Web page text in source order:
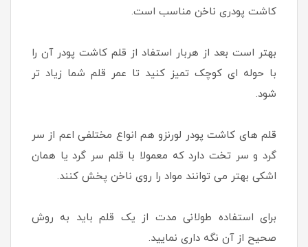
کاشت پودری ناخن مناسب است.
بهتر است بعد از هربار استفاد از قلم کاشت پودر آن را
با حوله ای کوچک تمیز کنید تا عمر قلم شما زیاد تر
شود.
قلم های کاشت پودر لورنزو هم انواع مختلفی اعم از سر
گرد و سر تخت دارد که معمولا با قلم سر گرد یا همان
اشکی بهتر می توانند مواد را روی ناخن پخش کنند.
برای استفاده طولانی مدت از یک قلم باید به روش
صحیح از آن نگه داری نمایید.